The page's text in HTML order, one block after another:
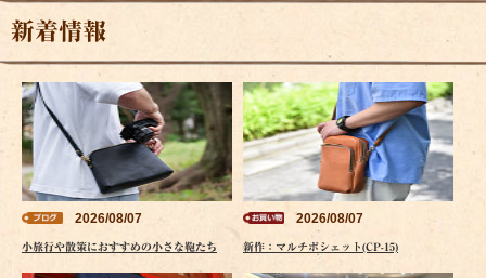
新着情報
2026/08/07
小旅行や散策におすすめの小さな鞄たち
2026/08/07
新作：マルチポシェット(CP-15)